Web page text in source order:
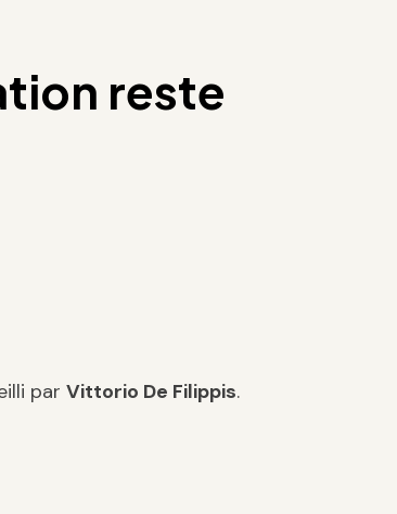
reste
par Vittorio De Filippis.